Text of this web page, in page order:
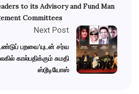
to its Advisory and Fund Man
Committees
Next Post
பறவை’யுடன் சர்வ
கால்பதிக்கும் சுமதி
ஸ்டூடியோஸ்